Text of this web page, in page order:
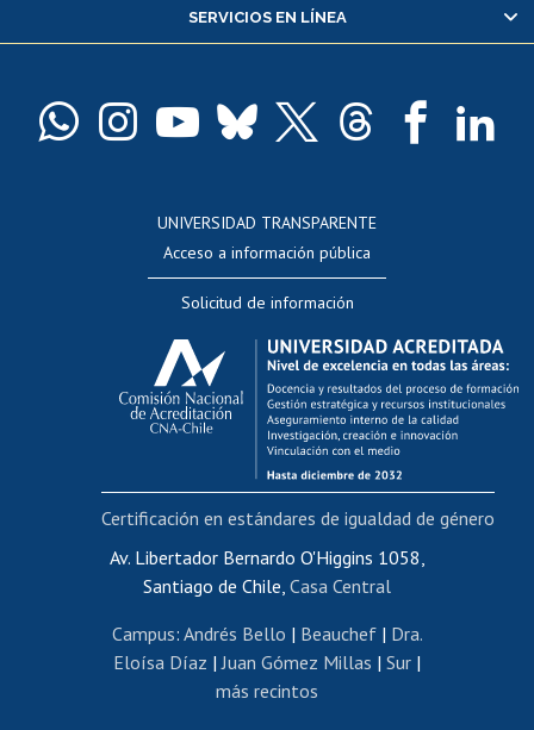
Pago de arancel y crédito alumnos
Docentes
Evaluación docente
Calificación académica
Postulación al AUCAI
Funcionarias/os
Cursos internos de capacitación
Bienestar del personal
Portal de movilidad interna
Certificado de renta
Certificado de renta honorarios
Editar páginas blancas
Extranjeras/os
SERVICIOS EN LÍNEA
UNIVERSIDAD TRANSPARENTE
Acceso a información pública
Solicitud de información
Av. Libertador Bernardo O'Higgins 1058,
Santiago de Chile, Casa Central
Campus: Andrés Bello | Beauchef| Dra.
Eloísa Díaz |Juan Gómez Millas | Sur |
más recintos
Certificación en estándares de igualdad de género